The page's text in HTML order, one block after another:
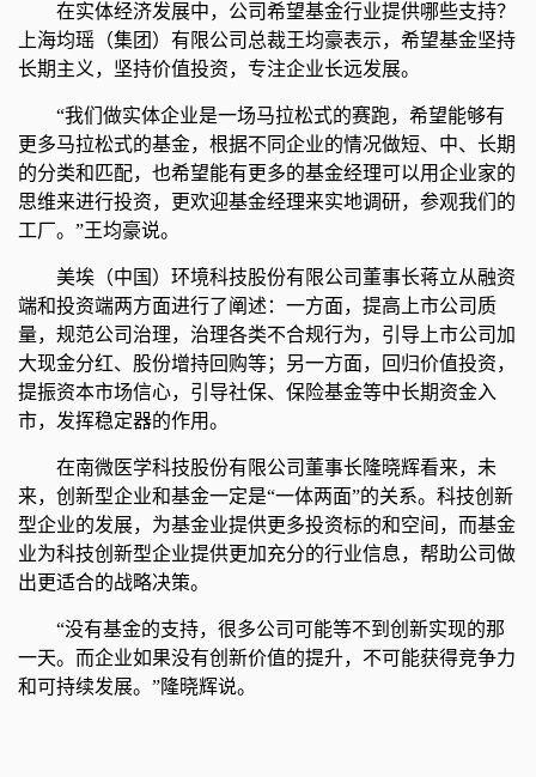
在实体经济发展中，公司希望基金行业提供哪些支持？
上海均瑶（集团）有限公司总裁王均豪表示，希望基金坚持
长期主义，坚持价值投资，专注企业长远发展。
“我们做实体企业是一场马拉松式的赛跑，希望能够有
更多马拉松式的基金，根据不同企业的情况做短、中、长期
的分类和匹配，也希望能有更多的基金经理可以用企业家的
思维来进行投资，更欢迎基金经理来实地调研，参观我们的
工厂。”王均豪说。
美埃（中国）环境科技股份有限公司董事长蒋立从融资
端和投资端两方面进行了阐述：一方面，提高上市公司质
量，规范公司治理，治理各类不合规行为，引导上市公司加
大现金分红、股份增持回购等；另一方面，回归价值投资，
提振资本市场信心，引导社保、保险基金等中长期资金入
市，发挥稳定器的作用。
在南微医学科技股份有限公司董事长隆晓辉看来，未
来，创新型企业和基金一定是“一体两面”的关系。科技创新
型企业的发展，为基金业提供更多投资标的和空间，而基金
业为科技创新型企业提供更加充分的行业信息，帮助公司做
出更适合的战略决策。
“没有基金的支持，很多公司可能等不到创新实现的那
一天。而企业如果没有创新价值的提升，不可能获得竞争力
和可持续发展。”隆晓辉说。